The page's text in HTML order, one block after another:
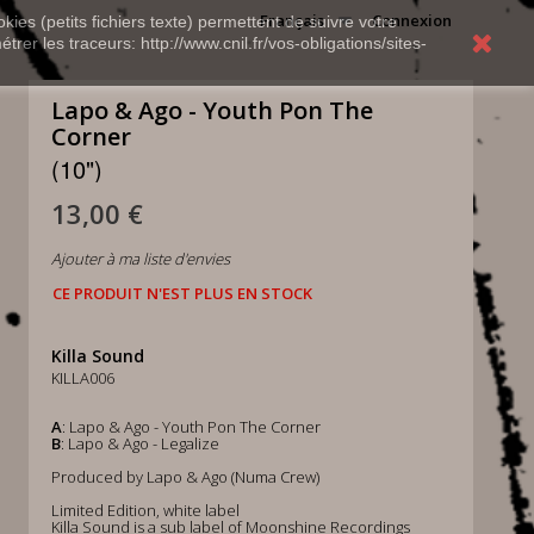
(petits fichiers texte) permettent de suivre votre
les traceurs: http://www.cnil.fr/vos-obligations/sites-
Connexion
Français
Lapo & Ago - Youth Pon The
Corner
(10")
13,00 €
Ajouter à ma liste d'envies
CE PRODUIT N'EST PLUS EN STOCK
Killa Sound
KILLA006
A: Lapo & Ago - Youth Pon The Corner
B: Lapo & Ago - Legalize
Produced by Lapo & Ago (Numa Crew)
Limited Edition, white label
Killa Sound is a sub label of Moonshine Recordings